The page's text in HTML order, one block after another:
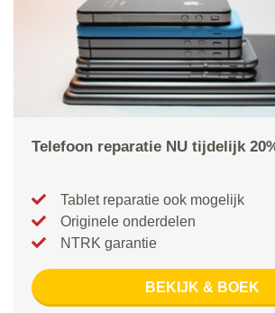
Telefoon reparatie NU tijdelijk
Tablet reparatie ook mogelijk
Originele onderdelen
NTRK garantie
BEKIJK & BOEK